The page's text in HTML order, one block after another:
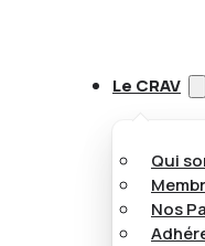
Le CRAV
Qui
Nos